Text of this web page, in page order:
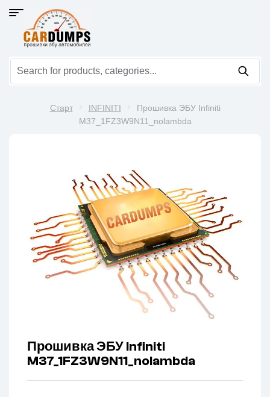
Старт INFINITI
Прошивка ЭБУ Infiniti
M37_1FZ3W9N11_nolambda
Прошивка ЭБУ Infiniti
M37_1FZ3W9N11_nolambda